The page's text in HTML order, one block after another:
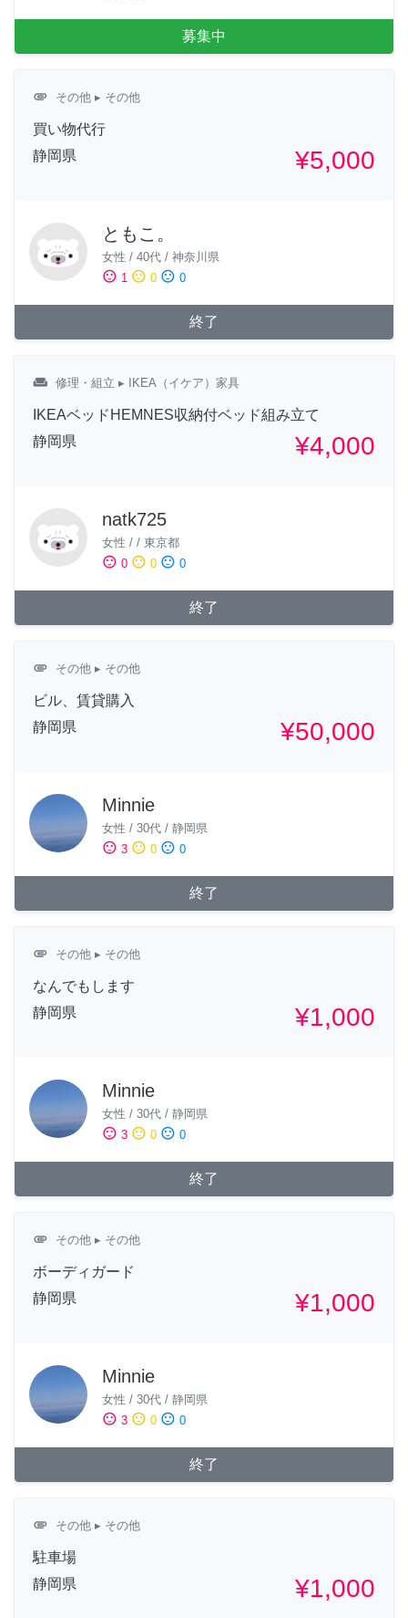
募集中
attachment その他 ▸ その他
買い物代行
静岡県
¥5,000
ともこ。
女性 / 40代 / 神奈川県
sentiment_satisfied 1 sentiment_neutral 0 sentiment_dissatisfied 0
終了
weekend 修理・組立 ▸ IKEA（イケア）家具
IKEAベッドHEMNES収納付ベッド組み立て
静岡県
¥4,000
natk725
女性 / / 東京都
sentiment_satisfied 0 sentiment_neutral 0 sentiment_dissatisfied 0
終了
attachment その他 ▸ その他
ビル、賃貸購入
静岡県
¥50,000
Minnie
女性 / 30代 / 静岡県
sentiment_satisfied 3 sentiment_neutral 0 sentiment_dissatisfied 0
終了
attachment その他 ▸ その他
なんでもします
静岡県
¥1,000
Minnie
女性 / 30代 / 静岡県
sentiment_satisfied 3 sentiment_neutral 0 sentiment_dissatisfied 0
終了
attachment その他 ▸ その他
ボーディガード
静岡県
¥1,000
Minnie
女性 / 30代 / 静岡県
sentiment_satisfied 3 sentiment_neutral 0 sentiment_dissatisfied 0
終了
attachment その他 ▸ その他
駐車場
静岡県
¥1,000